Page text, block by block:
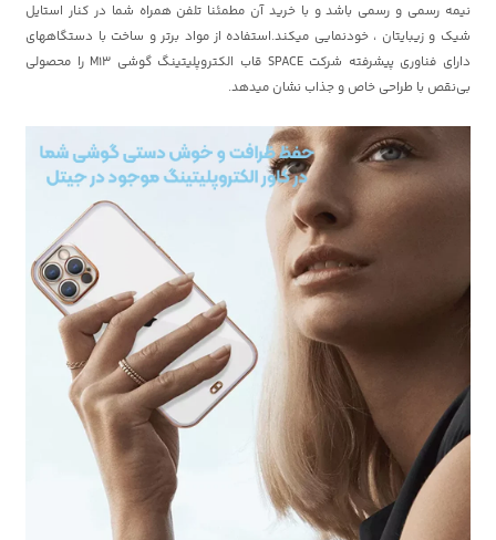
نیمه رسمی و رسمی باشد و با خرید آن مطمئنا تلفن همراه شما در کنار استایل
شیک و زیبایتان ، خودنمایی میکند.استفاده از مواد برتر و ساخت با دستگاههای
دارای فناوری پیشرفته شرکت SPACE قاب الکتروپلیتینگ گوشی M13 را محصولی
بی‌نقص با طراحی خاص و جذاب نشان میدهد.